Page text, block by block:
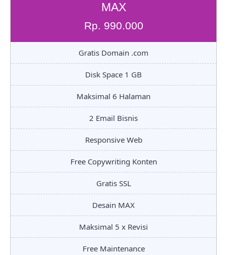
MAX
Rp. 990.000
Gratis Domain .com
Disk Space 1 GB
Maksimal 6 Halaman
2 Email Bisnis
Responsive Web
Free Copywriting Konten
Gratis SSL
Desain MAX
Maksimal 5 x Revisi
Free Maintenance